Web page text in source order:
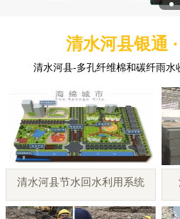
清水河县银通
清水河县-多孔纤维棉和碳纤雨水
清水河县节水回水利用系统